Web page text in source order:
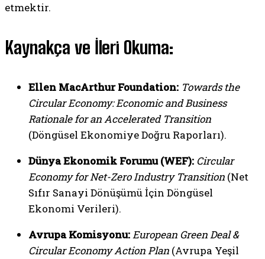
etmektir.
Kaynakça ve İleri Okuma:
Ellen MacArthur Foundation: Towards the
Circular Economy: Economic and Business
Rationale for an Accelerated Transition
(Döngüsel Ekonomiye Doğru Raporları).
Dünya Ekonomik Forumu (WEF): Circular
Economy for Net-Zero Industry Transition (Net
Sıfır Sanayi Dönüşümü İçin Döngüsel
Ekonomi Verileri).
Avrupa Komisyonu:European Green Deal &
Circular Economy Action Plan (Avrupa Yeşil